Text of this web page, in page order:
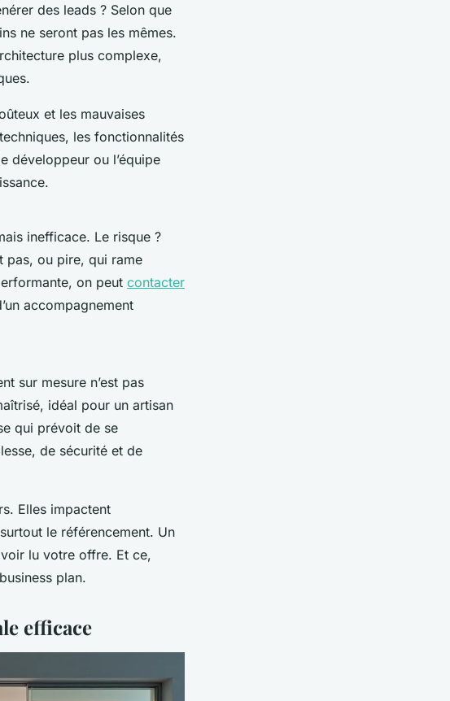
des leads ? Selon que
ne seront pas les mêmes.
plus complexe,
et les mauvaises
les fonctionnalités
développeur ou l’équipe
inefficace. Le risque ?
pas, ou pire, qui rame
on peut contacter
accompagnement
sur mesure n’est pas
idéal pour un artisan
qui prévoit de se
de sécurité et de
Elles impactent
le référencement. Un
lu votre offre. Et ce,
plan.
efficace